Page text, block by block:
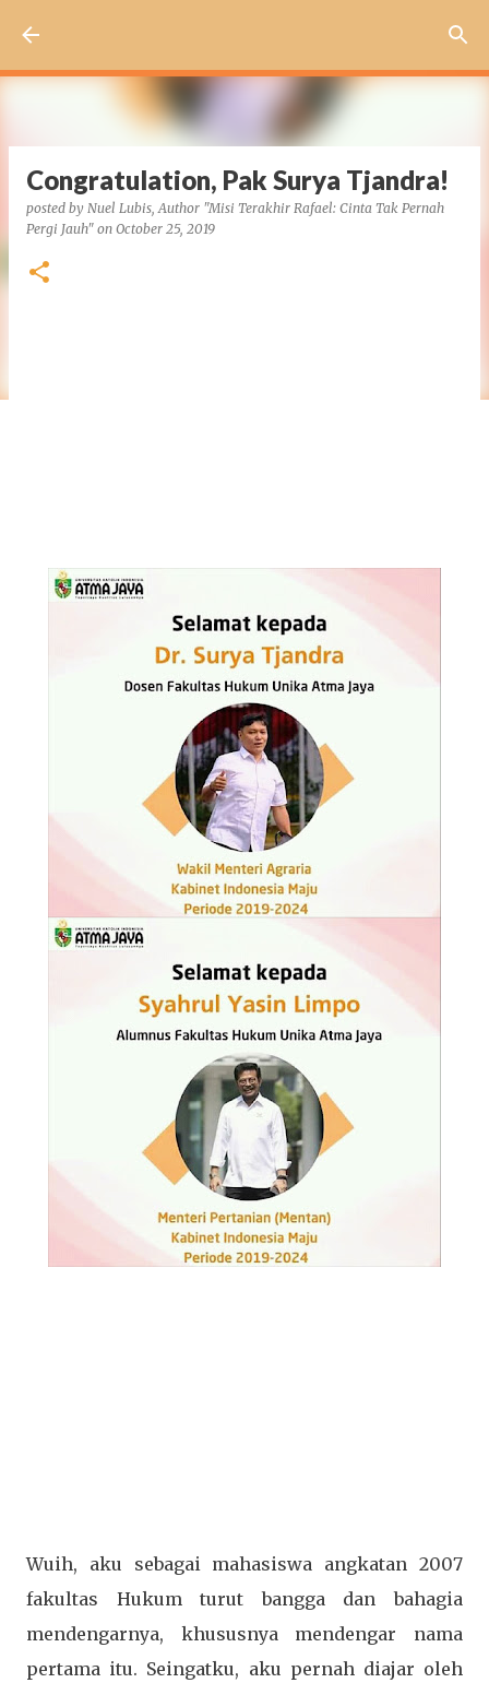
Congratulation, Pak Surya Tjandra!
posted by Nuel Lubis, Author "Misi Terakhir Rafael: Cinta Tak Pernah
Pergi Jauh" on October 25, 2019
Wuih, aku sebagai mahasiswa angkatan 2007
fakultas Hukum turut bangga dan bahagia
mendengarnya, khususnya mendengar nama
pertama itu. Seingatku, aku pernah diajar oleh